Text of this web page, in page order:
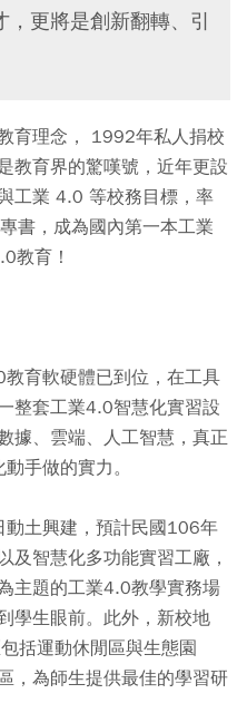
更將是創新翻轉、引
育理念， 1992年私人捐校
教育界的驚嘆號，近年更設
工業 4.0 等校務目標，率
書，成為國內第一本工業
教育！
育軟硬體已到位，在工具
整套工業4.0智慧化實習設
據、雲端、人工智慧，真正
手做的實力。
土興建，預計民國106年
及智慧化多功能實習工廠，
主題的工業4.0教學實務場
學生眼前。此外，新校地
括運動休閒區與生態園
，為師生提供最佳的學習研